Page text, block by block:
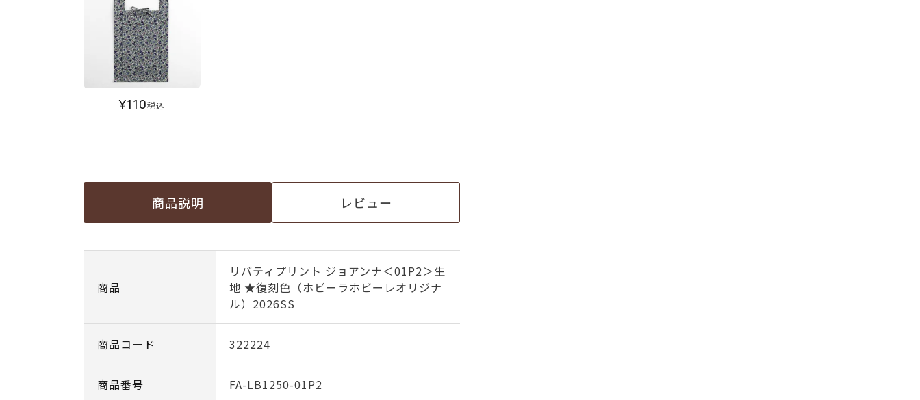
¥110税込
商品説明 レビュー
商品
リバティプリント ジョアンナ＜01P2＞生
地 ★復刻色（ホビーラホビーレオリジナ
ル）2026SS
商品コード 322224
商品番号 FA-LB1250-01P2